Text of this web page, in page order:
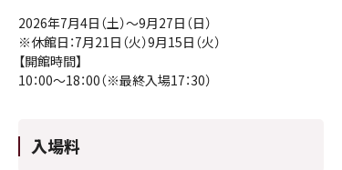
2026年7月4日（土）～9月27日（日）
※休館日：7月21日（火）9月15日（火）
【開館時間】
10：00～18：00（※最終入場17：30）
入場料